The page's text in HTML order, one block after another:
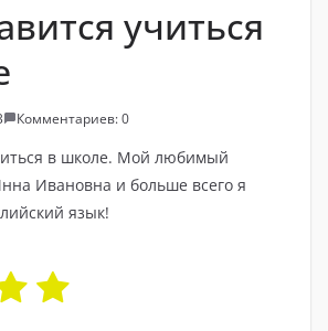
учиться
Комментариев: 0
в школе. Мой любимый
Ивановна и больше всего я
язык!